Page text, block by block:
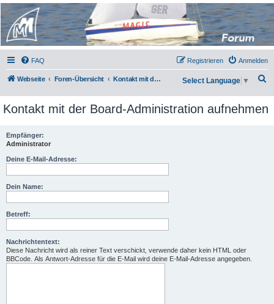
Micro Magic Forum
Deutschland
FAQ Anmelden
Registrieren
Webseite Foren-Übersicht Kontakt mit der Board-Administration aufnehmen
c
Select Language ▼
Kontakt mit der Board-Administration aufnehmen
Empfänger:
Administrator
Deine E-Mail-Adresse:
Dein Name:
Betreff:
Nachrichtentext:
Diese Nachricht wird als reiner Text verschickt, verwende daher kein HTML oder
BBCode. Als Antwort-Adresse für die E-Mail wird deine E-Mail-Adresse angegeben.